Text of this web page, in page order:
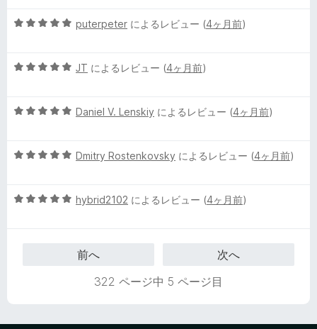
中
評
5
中
評
puterpeter によるレビュー (4ヶ月前)
5
中
評
JT によるレビュー (4ヶ月前)
5
中
評
Daniel V. Lenskiy によるレビュー (4ヶ月前)
5
中
Dmitry Rostenkovsky によるレビュー (4ヶ月前)
5
hybrid2102 によるレビュー (4ヶ月前)
前へ
次へ
322 ページ中 5 ページ目